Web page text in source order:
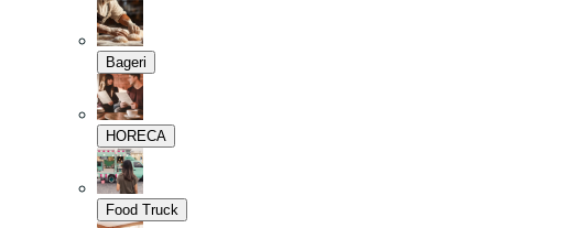
Bageri
HORECA
Food Truck